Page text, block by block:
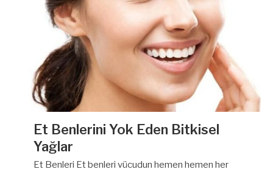
Et Benlerini Yok Eden Bitkisel
Yağlar
Et Benleri Et benleri vücudun hemen hemen her